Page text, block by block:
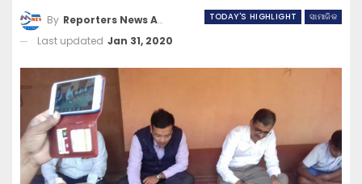
TODAY'S HIGHLIGHT ସାମାଜିକ
By Reporters News Agency
Last updated Jan 31, 2020